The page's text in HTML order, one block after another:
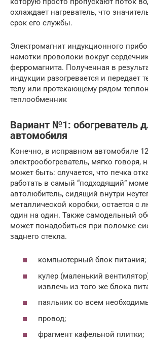
охлаждает нагреватель, что
срок его службы.
Электромагнит индукционного
намотки проволоки вокруг
ферромагнита. Полученная в
индукции разогревается и передает
телу или протекающему рядом
теплообменник
Вариант №1: обогреватель
автомобиля
Конечно, в исправном автомобиле
электрообогреватель, мягко говоря,
может быть: случается, что печка
работать в самый “подходящий”
автолюбитель, сидящий внутри
металлической коробки, остается с
один на один. Также самодельный
может понадобиться при поломке
заднего стекла.
компьютерный блок питания;
кулер (маленький
извлечь из того же блока
паяльник со всем
провод;
фрагмент кафельной плитки;